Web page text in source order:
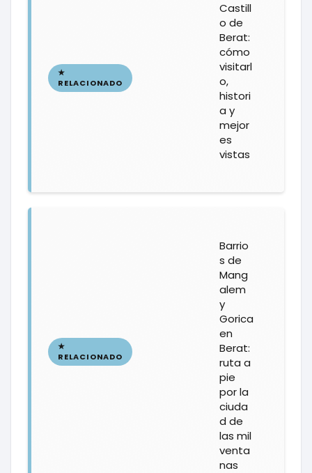
Castill
o de
Berat:
cómo
visitarl
o,
histori
a y
mejor
es
vistas
Barrio
s de
Mang
alem
y
Gorica
en
Berat:
ruta a
pie
por la
ciuda
d de
las mil
venta
nas